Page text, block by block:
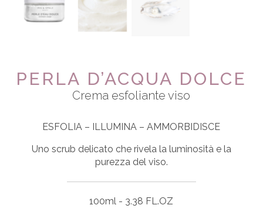
PERLA D’ACQUA DOLCE
Crema esfoliante viso
ESFOLIA – ILLUMINA – AMMORBIDISCE
Uno scrub delicato che rivela la luminosità e la
purezza del viso.
100ml - 3.38 FL.OZ